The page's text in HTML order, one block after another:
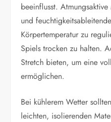
beeinflusst.
und
Körpertemperatur zu
Spiels trocken zu halten.
Stretch bieten, um eine
ermöglichen.
Bei kühlerem Wetter
leichten, isolierenden